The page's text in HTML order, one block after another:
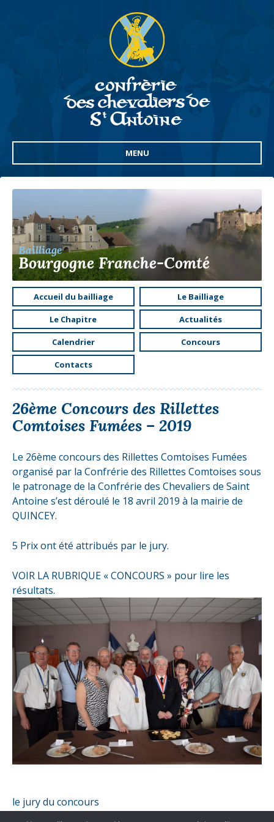
MENU
Bailliage
Bourgogne Franche-Comté
Accueil du bailliage Le Bailliage
Le Chapitre Actualités
Calendrier Concours
Contacts
26ème Concours des Rillettes
Comtoises Fumées – 2019
Le 26ème concours des Rillettes Comtoises Fumées
organisé par la Confrérie des Rillettes Comtoises sous
le patronage de la Confrérie des Chevaliers de Saint
Antoine s’est déroulé le 18 avril 2019 à la mairie de
QUINCEY.
5 Prix ont été attribués par le jury.
VOIR LA RUBRIQUE « CONCOURS » pour lire les
résultats.
le jury du concours